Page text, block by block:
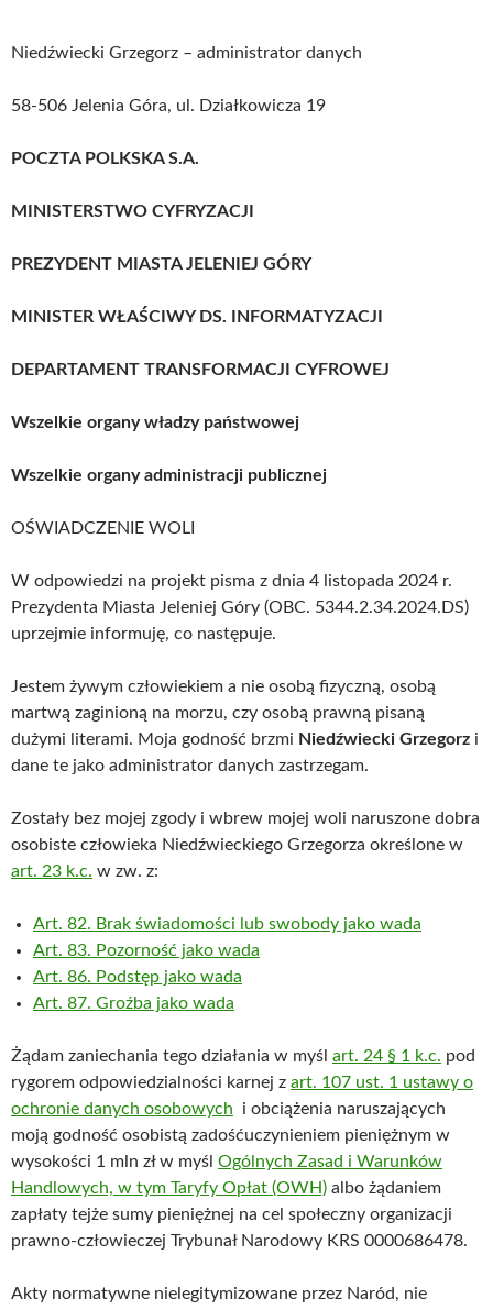
Niedźwiecki Grzegorz – administrator danych
58-506 Jelenia Góra, ul. Działkowicza 19
POCZTA POLKSKA S.A.
MINISTERSTWO CYFRYZACJI
PREZYDENT MIASTA JELENIEJ GÓRY
MINISTER WŁAŚCIWY DS. INFORMATYZACJI
DEPARTAMENT TRANSFORMACJI CYFROWEJ
Wszelkie organy władzy państwowej
Wszelkie organy administracji publicznej
OŚWIADCZENIE WOLI
W odpowiedzi na projekt pisma z dnia 4 listopada 2024 r.
Prezydenta Miasta Jeleniej Góry (OBC. 5344.2.34.2024.DS)
uprzejmie informuję, co następuje.
Jestem żywym człowiekiem a nie osobą fizyczną, osobą
martwą zaginioną na morzu, czy osobą prawną pisaną
dużymi literami. Moja godność brzmi Niedźwiecki Grzegorz i
dane te jako administrator danych zastrzegam.
Zostały bez mojej zgody i wbrew mojej woli naruszone dobra
osobiste człowieka Niedźwieckiego Grzegorza określone w
art. 23 k.c. w zw. z:
Art. 82. Brak świadomości lub swobody jako wada
Art. 83. Pozorność jako wada
Art. 86. Podstęp jako wada
Art. 87. Groźba jako wada
Żądam zaniechania tego działania w myśl art. 24 § 1 k.c. pod
rygorem odpowiedzialności karnej z art. 107 ust. 1 ustawy o
ochronie danych osobowych i obciążenia naruszających
moją godność osobistą zadośćuczynieniem pieniężnym w
wysokości 1 mln zł w myśl Ogólnych Zasad i Warunków
Handlowych, w tym Taryfy Opłat (OWH) albo żądaniem
zapłaty tejże sumy pieniężnej na cel społeczny organizacji
prawno-człowieczej Trybunał Narodowy KRS 0000686478.
Akty normatywne nielegitymizowane przez Naród, nie